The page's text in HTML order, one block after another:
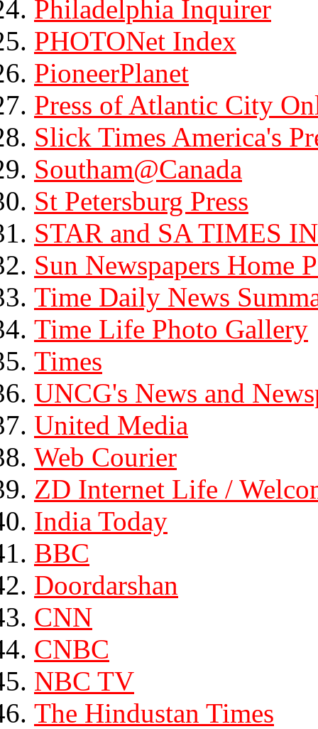
Philadelphia Inquirer
PHOTONet Index
PioneerPlanet
Press of Atlantic City
Slick Times America's
Southam@Canada
St Petersburg Press
STAR and SA TIMES
Sun Newspapers Home
Time Daily News
Time Life Photo Gallery
Times
UNCG's News and
United Media
Web Courier
ZD Internet Life /
India Today
BBC
Doordarshan
CNN
CNBC
NBC TV
The Hindustan Times